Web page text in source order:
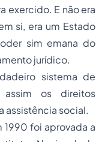
exercido. E não era
si, era um Estado
sim emana do
jurídico.
sistema de
assim os direitos
assistência social.
foi aprovada a